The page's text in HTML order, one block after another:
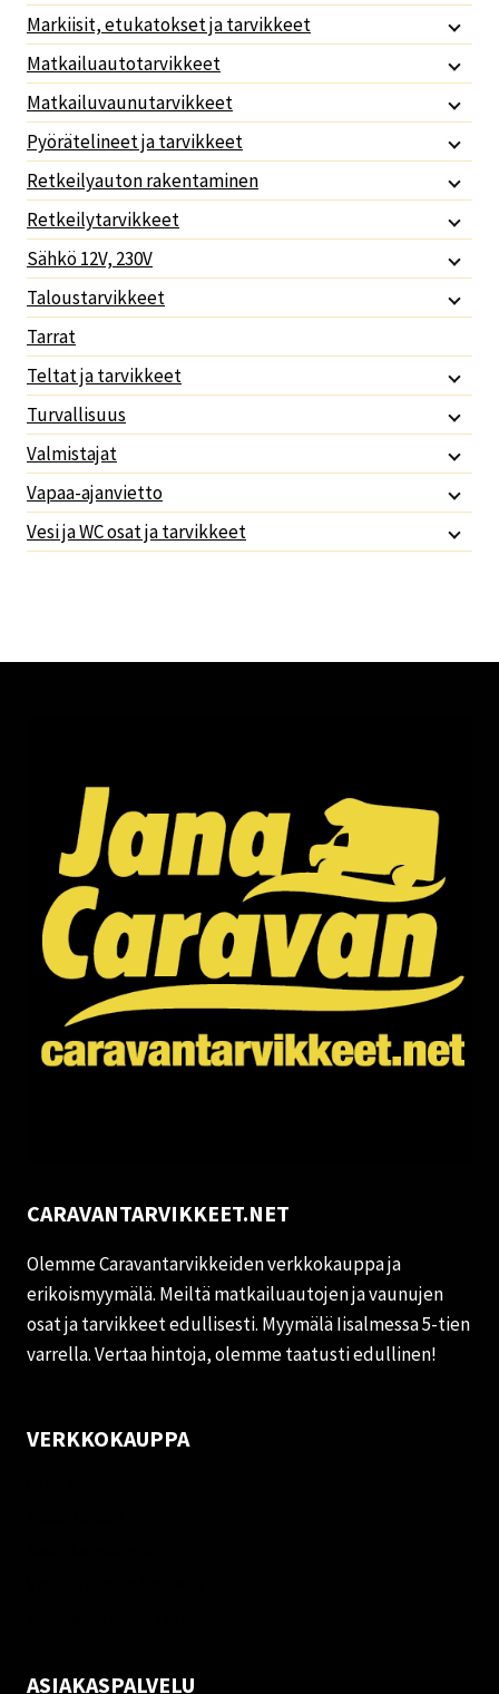
Markiisit, etukatokset ja tarvikkeet
Matkailuautotarvikkeet
Matkailuvaunutarvikkeet
Pyörätelineet ja tarvikkeet
Retkeilyauton rakentaminen
Retkeilytarvikkeet
Sähkö 12V, 230V
Taloustarvikkeet
Tarrat
Teltat ja tarvikkeet
Turvallisuus
Valmistajat
Vapaa-ajanvietto
Vesi ja WC osat ja tarvikkeet
CARAVANTARVIKKEET.NET
Olemme Caravantarvikkeiden verkkokauppa ja
erikoismyymälä. Meiltä matkailuautojen ja vaunujen
osat ja tarvikkeet edullisesti. Myymälä Iisalmessa 5-tien
varrella. Vertaa hintoja, olemme taatusti edullinen!
VERKKOKAUPPA
ASIAKASPALVELU